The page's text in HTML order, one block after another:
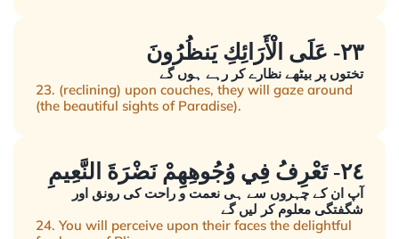
٢٣- عَلَى الْأَرَائِكِ يَنظُرُونَ
تختوں پر بیٹھے نظارے کر رہے ہوں گے
23. (reclining) upon couches, they will gaze around
(the beautiful sights of Paradise).
٢٤- تَعْرِفُ فِي وُجُوهِهِمْ نَضْرَةَ النَّعِيمِ
آپ ان کے چہروں سے ہی نعمت و راحت کی رونق اور
شگفتگی معلوم کر لیں گے
24. You will perceive upon their faces the delightful